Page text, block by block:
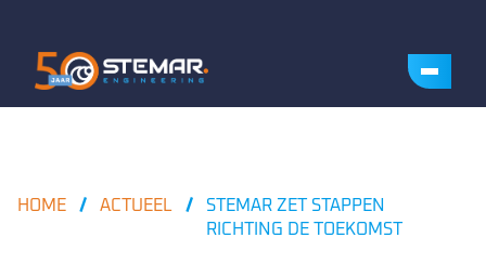
HOME ACTUEEL
STEMAR ZET STAPPEN
RICHTING DE TOEKOMST